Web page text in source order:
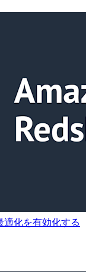
化を有効化する